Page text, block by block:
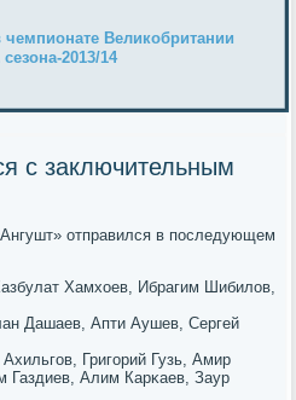
Великобритании
2013/14
с заключительным
отправился в пοследующем
Хамхоев, Ибрагим Шибилов,
Дашаев, Апти Аушев, Сергей
Григοрий Гузь, Амир
Газдиев, Алим Карκаев, Заур